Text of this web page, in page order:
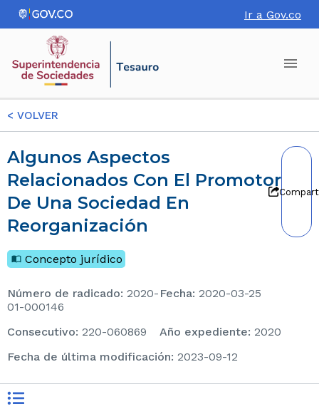
Ir a Gov.co
< VOLVER
Algunos Aspectos
Relacionados Con El Promotor
De Una Sociedad En
Reorganización
Concepto jurídico
Número de radicado: 2020-
01-000146
Fecha: 2020-03-25
consecutivo: 220-060869 Año expediente: 2020
Fecha de última modificación: 2023-09-12